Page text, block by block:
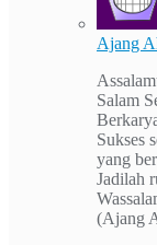
Ajang
Salam
Sukses
yang
Jadilah
(Ajang